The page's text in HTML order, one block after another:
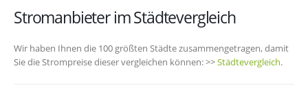
Stromanbieter im Städtevergleich
Wir haben Ihnen die 100 größten Städte zusammengetragen, damit
Sie die Strompreise dieser vergleichen können: >>Städtevergleich.